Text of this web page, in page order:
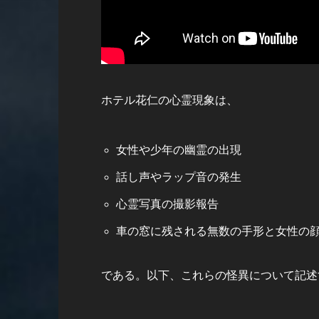
ホテル花仁の心霊現象は、
女性や少年の幽霊の出現
話し声やラップ音の発生
心霊写真の撮影報告
車の窓に残される無数の手形と女性の
である。以下、これらの怪異について記述